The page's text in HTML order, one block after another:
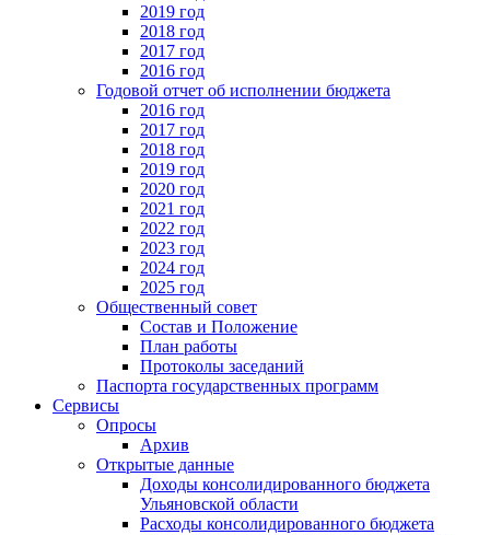
2019 год
2018 год
2017 год
2016 год
Годовой отчет об исполнении бюджета
2016 год
2017 год
2018 год
2019 год
2020 год
2021 год
2022 год
2023 год
2024 год
2025 год
Общественный совет
Состав и Положение
План работы
Протоколы заседаний
Паспорта государственных программ
Сервисы
Опросы
Архив
Открытые данные
Доходы консолидированного бюджета
Ульяновской области
Расходы консолидированного бюджета